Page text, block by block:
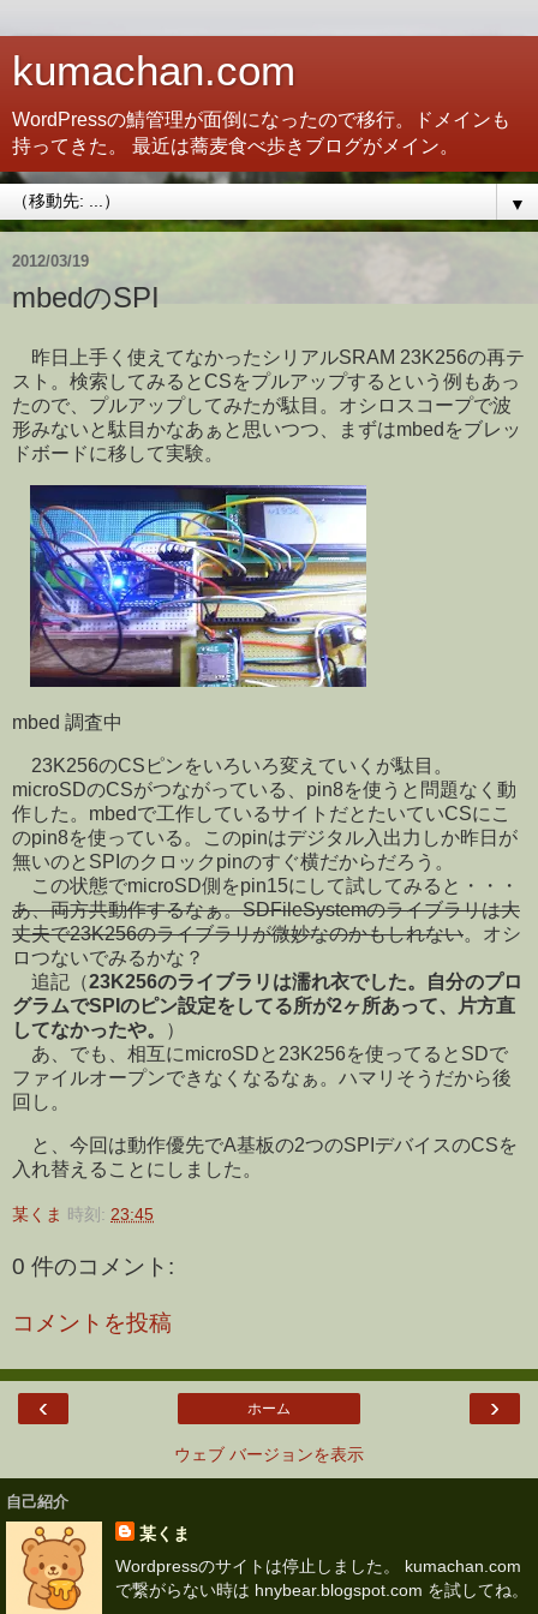
kumachan.com
WordPressの鯖管理が面倒になったので移行。ドメインも
持ってきた。 最近は蕎麦食べ歩きブログがメイン。
▼
2012/03/19
mbedのSPI
昨日上手く使えてなかったシリアルSRAM 23K256の再テ
スト。検索してみるとCSをプルアップするという例もあっ
たので、プルアップしてみたが駄目。オシロスコープで波
形みないと駄目かなあぁと思いつつ、まずはmbedをブレッ
ドボードに移して実験。
mbed 調査中
23K256のCSピンをいろいろ変えていくが駄目。
microSDのCSがつながっている、pin8を使うと問題なく動
作した。mbedで工作しているサイトだとたいていCSにこ
のpin8を使っている。このpinはデジタル入出力しか昨日が
無いのとSPIのクロックpinのすぐ横だからだろう。
この状態でmicroSD側をpin15にして試してみると・・・
あ、両方共動作するなぁ。SDFileSystemのライブラリは大
丈夫で23K256のライブラリが微妙なのかもしれない。オシ
ロつないでみるかな？
追記（23K256のライブラリは濡れ衣でした。自分のプロ
グラムでSPIのピン設定をしてる所が2ヶ所あって、片方直
してなかったや。
）
あ、でも、相互にmicroSDと23K256を使ってるとSDで
ファイルオープンできなくなるなぁ。ハマリそうだから後
回し。
と、今回は動作優先でA基板の2つのSPIデバイスのCSを
入れ替えることにしました。
某くま 時刻: 23:45
0 件のコメント:
コメントを投稿
‹ ›
ホーム
ウェブ バージョンを表示
自己紹介
某くま
Wordpressのサイトは停止しました。 kumachan.com
で繋がらない時は hnybear.blogspot.com を試してね。